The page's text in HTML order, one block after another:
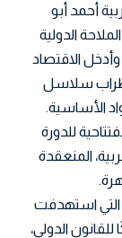
أحمد أبو
الدولية
الاقتصاد
سلاسل
الأساسية.
للدورة
المنعقدة
التي استهدفت
الدولي،